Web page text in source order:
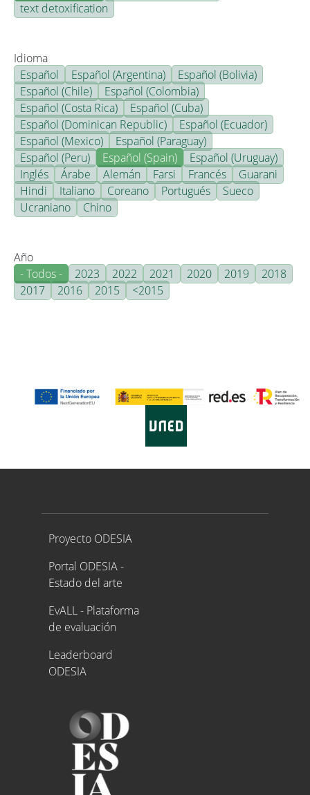
text detoxification
Idioma
Español
Español (Argentina)
Español (Bolivia)
Español (Chile)
Español (Colombia)
Español (Costa Rica)
Español (Cuba)
Español (Dominican Republic)
Español (Ecuador)
Español (Mexico)
Español (Paraguay)
Español (Peru)
Español (Spain)
Español (Uruguay)
Inglés
Árabe Alemán Farsi Francés
Guarani
Hindi
Italiano Coreano Portugués
Sueco
Ucraniano
Chino
Año
- Todos -
2023 2022 2021 2020 2019
2018
2017
2016 2015 <2015
Proyecto ODESIA
Proyecto ODESIA
Portal ODESIA -
Estado del arte
EvALL - Plataforma
de evaluación
Leaderboard
ODESIA